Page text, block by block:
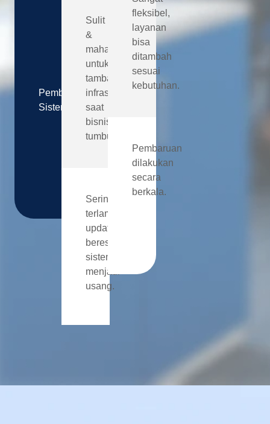
Pembaruan
Sistem
Sulit
&
mahal
untuk
tambah
infrastruktur
saat
bisnis
tumbuh.
Sering
terlambat
update,
beresiko
sistem
menjadi
usang.
fleksibel,
layanan
bisa
ditambah
sesuai
kebutuhan.
Pembaruan
dilakukan
secara
berkala.